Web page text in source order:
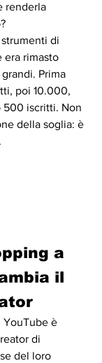
renderla
strumenti di
era rimasto
Prima
poi 10.000,
500 iscritti. Non
della soglia: è
a
il
YouTube è
di
del loro